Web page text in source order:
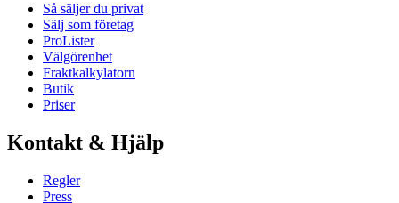
Så säljer du privat
Sälj som företag
ProLister
Välgörenhet
Fraktkalkylatorn
Butik
Priser
Kontakt & Hjälp
Regler
Press